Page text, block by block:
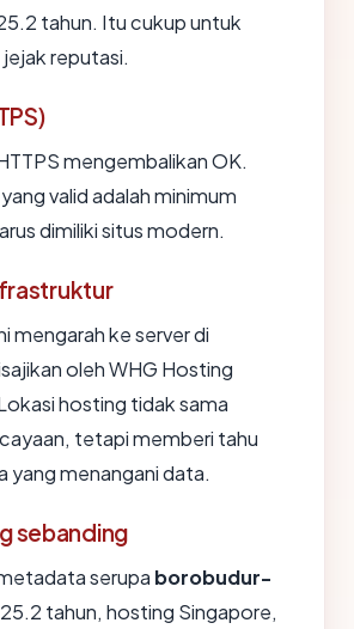
tahun. Itu cukup untuk
reputasi.
mengembalikan OK.
valid adalah minimum
dimiliki situs modern.
mengarah ke server di
oleh WHG Hosting
hosting tidak sama
tetapi memberi tahu
yang menangani data.
sebanding
serupa borobudur-
tahun, hosting Singapore,